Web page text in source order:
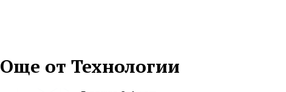
Още от Технологии